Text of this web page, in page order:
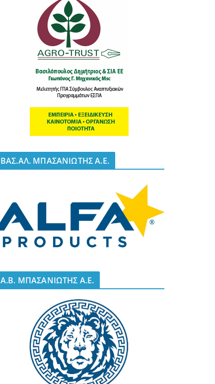
BΑΣ.ΑΛ. ΜΠΑΣΑΝΙΩΤΗΣ Α.Ε.
A.B. ΜΠΑΣΑΝΙΩΤΗΣ Α.Ε.